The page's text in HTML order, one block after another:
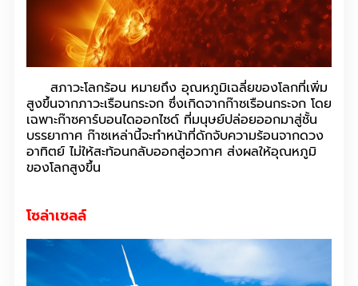
สภาวะโลกร้อน หมายถึง อุณหภูมิเฉลี่ยของโลกที่เพิ่ม
สูงขึ้นจากภาวะเรือนกระจก ซึ่งเกิดจากก๊าซเรือนกระจก โดย
เฉพาะก๊าซคาร์บอนไดออกไซด์ ที่มนุษย์ปล่อยออกมาสู่ชั้น
บรรยากาศ ก๊าซเหล่านี้จะทำหน้าที่ดักจับความร้อนจากดวง
อาทิตย์ ไม่ให้สะท้อนกลับออกสู่อวกาศ ส่งผลให้อุณหภูมิ
ของโลกสูงขึ้น
โซล่าเซลล์